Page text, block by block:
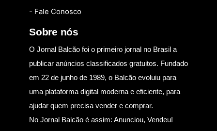
- Fale Conosco
Sobre nós
O Jornal Balcão foi o primeiro jornal no Brasil a
publicar anúncios classificados gratuitos. Fundado
em 22 de junho de 1989, o Balcão evoluiu para
uma plataforma digital moderna e eficiente, para
ajudar quem precisa vender e comprar.
No Jornal Balcão é assim: Anunciou, Vendeu!